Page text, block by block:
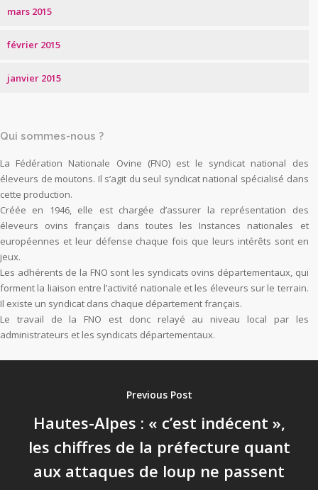
mars 2015
février 2015
janvier 2015
Qui sommes-nous ?
La Fédération Nationale Ovine (FNO) est le syndicat national des
éleveurs de moutons. Il s’agit du seul syndicat national spécialisé dans
cette production.
Créée en 1946, elle est chargée d’assurer la représentation des
éleveurs ovins français dans toutes les Instances nationales et
européennes et leur défense chaque fois que leurs intérêts sont en
jeux.
Les adhérents de la FNO sont les syndicats ovins départementaux, qui
forment la liaison entre l’activité nationale et les éleveurs sur le terrain.
Il existe un syndicat dans chaque département français.
Le travail de la FNO est donc relayé au niveau local par les
administrateurs et les syndicats départementaux.
Previous Post
Hautes-Alpes : « c’est indécent »,
les chiffres de la préfecture quant
aux attaques de loup ne passent